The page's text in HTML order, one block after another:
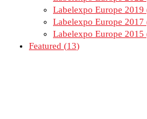
Labelexpo Europe 2019
Labelexpo Europe 2017
Labelexpo Europe 2015
Featured
13